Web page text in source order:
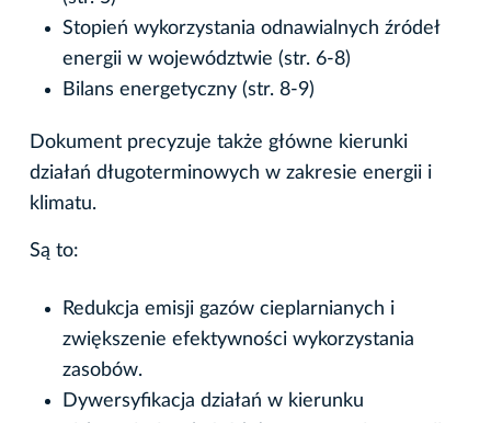
Stopień wykorzystania odnawialnych źródeł
energii w województwie (str. 6-8)
Bilans energetyczny (str. 8-9)
Dokument precyzuje także główne kierunki
działań długoterminowych w zakresie energii i
klimatu.
Są to:
Redukcja emisji gazów cieplarnianych i
zwiększenie efektywności wykorzystania
zasobów.
Dywersyfikacja działań w kierunku